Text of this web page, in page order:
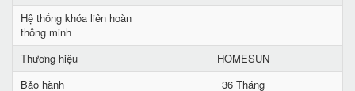
Hệ thống khóa liên hoàn
thông minh
Thương hiệu
HOMESUN
Bảo hành
36 Tháng